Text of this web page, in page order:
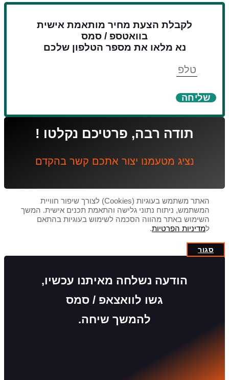
לקבלת הצעת מחיר מותאמת אישית
בוואטספ / סמס
נא מלאו את מספר הטלפון שלכם
שליחה
תודה רבה, פרטיכם נקלטו !
נציג מטעמנו יצור אתכם קשר בהקדם
האתר משתמש בעוגיות (Cookies) לצורך שיפור חוויית
המשתמש, ניתוח נתוני גלישה והתאמת תכנים אישית. המשך
השימוש באתר מהווה הסכמה לשימוש בעוגיות בהתאם
למדיניות הפרטיות.
סגור
הודעה נשלחה מאיתנו עכשיו,
גשו לוואצאפ / סמס
להמשך שיחה.